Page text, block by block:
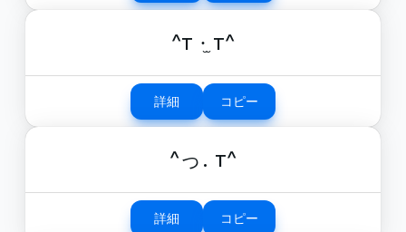
^т ·̫ т^
詳細 コピー
^っ. т^
詳細 コピー